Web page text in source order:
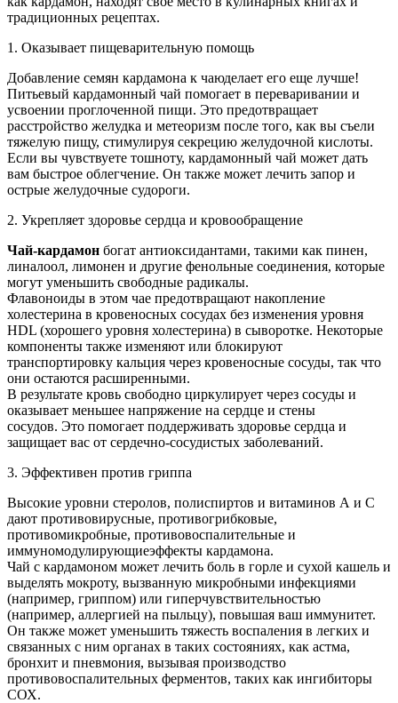
традиционных рецептах.
1. Оказывает пищеварительную помощь
Добавление семян кардамона к чаюделает его еще лучше!
Питьевый кардамонный чай помогает в переваривании и
усвоении проглоченной пищи. Это предотвращает
расстройство желудка и метеоризм после того, как вы съели
тяжелую пищу, стимулируя секрецию желудочной кислоты.
Если вы чувствуете тошноту, кардамонный чай может дать
вам быстрое облегчение. Он также может лечить запор и
острые желудочные судороги.
2. Укрепляет здоровье сердца и кровообращение
Чай-кардамон богат антиоксидантами, такими как пинен,
линалоол, лимонен и другие фенольные соединения, которые
могут уменьшить свободные радикалы.
Флавоноиды в этом чае предотвращают накопление
холестерина в кровеносных сосудах без изменения уровня
HDL (хорошего уровня холестерина) в сыворотке. Некоторые
компоненты также изменяют или блокируют
транспортировку кальция через кровеносные сосуды, так что
они остаются расширенными.
В результате кровь свободно циркулирует через сосуды и
оказывает меньшее напряжение на сердце и стены
сосудов. Это помогает поддерживать здоровье сердца и
защищает вас от сердечно-сосудистых заболеваний.
3. Эффективен против гриппа
Высокие уровни стеролов, полиспиртов и витаминов А и С
дают противовирусные, противогрибковые,
противомикробные, противовоспалительные и
иммуномодулирующиеэффекты кардамона.
Чай с кардамоном может лечить боль в горле и сухой кашель и
выделять мокроту, вызванную микробными инфекциями
(например, гриппом) или гиперчувствительностью
(например, аллергией на пыльцу), повышая ваш иммунитет.
Он также может уменьшить тяжесть воспаления в легких и
связанных с ним органах в таких состояниях, как астма,
бронхит и пневмония, вызывая производство
противовоспалительных ферментов, таких как ингибиторы
СОХ.